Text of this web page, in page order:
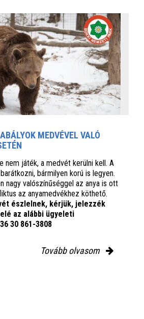
MEDVÉVEL VALÓ
nem játék, a medvét kerülni kell. A
bármilyen korú is legyen.
nagy valószínűséggel az anya is ott
az anyamedvékhez köthető.
észlelnek, kérjük, jelezzék
az alábbi ügyeleti
30 861-3808
Tovább olvasom